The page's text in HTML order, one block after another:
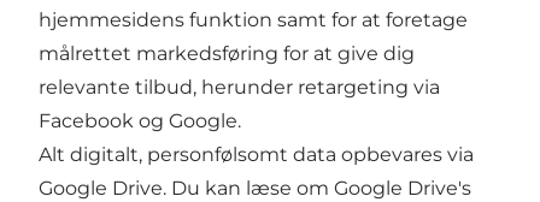
hjemmesidens funktion samt for at foretage
målrettet markedsføring for at give dig
relevante tilbud, herunder retargeting via
Facebook og Google.
Alt digitalt, personfølsomt data opbevares via
Google Drive. Du kan læse om Google Drive's